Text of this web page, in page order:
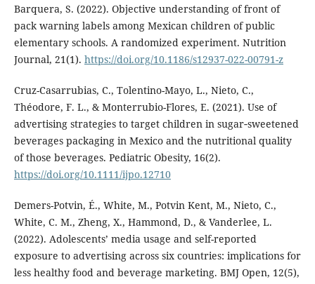
Barquera, S. (2022). Objective understanding of front of
pack warning labels among Mexican children of public
elementary schools. A randomized experiment. Nutrition
Journal, 21(1). https://doi.org/10.1186/s12937-022-00791-z
Cruz-Casarrubias, C., Tolentino-Mayo, L., Nieto, C.,
Théodore, F. L., & Monterrubio-Flores, E. (2021). Use of
advertising strategies to target children in sugar‐sweetened
beverages packaging in Mexico and the nutritional quality
of those beverages. Pediatric Obesity, 16(2).
https://doi.org/10.1111/ijpo.12710
Demers-Potvin, É., White, M., Potvin Kent, M., Nieto, C.,
White, C. M., Zheng, X., Hammond, D., & Vanderlee, L.
(2022). Adolescents’ media usage and self-reported
exposure to advertising across six countries: implications for
less healthy food and beverage marketing. BMJ Open, 12(5),